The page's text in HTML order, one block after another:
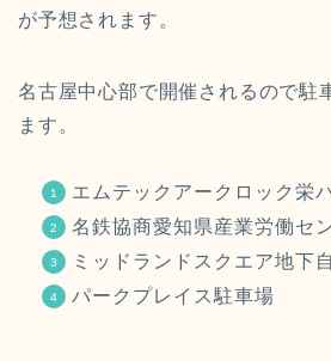
が予想されます。
名古屋中心部で開催されるので駐
ます。
エムテックアークロック栄
名鉄協商愛知県産業労働セ
ミッドランドスクエア地下
パークプレイス駐車場